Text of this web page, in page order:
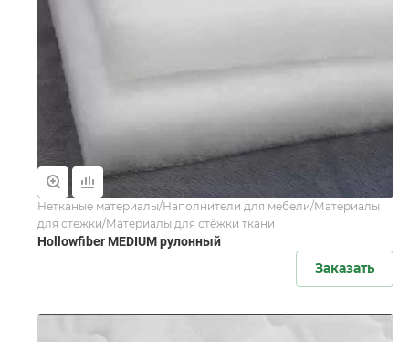
Нетканые материалы/Наполнители для мебели/Материалы
для стежки/Материалы для стёжки ткани
Hollowfiber MEDIUM рулонный
Заказать